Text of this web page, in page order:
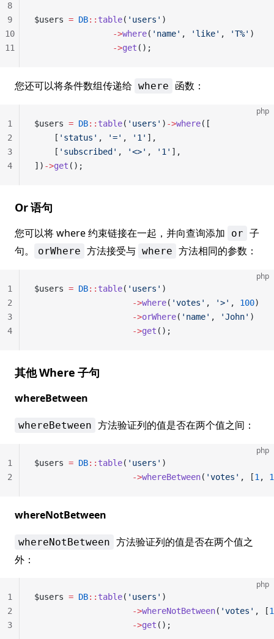
$users = DB:: table( 'users' )
                ->
where( 'name' , 'like' , 'T%' )
                ->
get ();
8
9
10
11
您还可以将条件数组传递给 where 函数：
php
$users = DB:: table( 'users' ) ->where([
    [
'status' , '=' , '1' ],
    [
'subscribed' , '<>' , '1' ],
]) ->get ();
1
2
3
4
Or 语句
您可以将 where 约束链接在一起，并向查询添加 or 子
句。
orWhere 方法接受与 where 方法相同的参数：
php
$users = DB:: table( 'users' )
                    ->
where( 'votes' , '>' , 100)
                    ->
orWhere( 'name' , 'John' )
                    ->
get ();
1
2
3
4
其他 Where 子句
whereBetween
whereBetween 方法验证列的值是否在两个值之间：
php
$users = DB:: table( 'users' )
                    ->
whereBetween( 'votes' , [1 ,
1
2
whereNotBetween
whereNotBetween 方法验证列的值是否在两个值之
外：
php
$users = DB:: table( 'users' )
                    ->
whereNotBetween( 'votes' , [1
                    ->
get ();
1
2
3